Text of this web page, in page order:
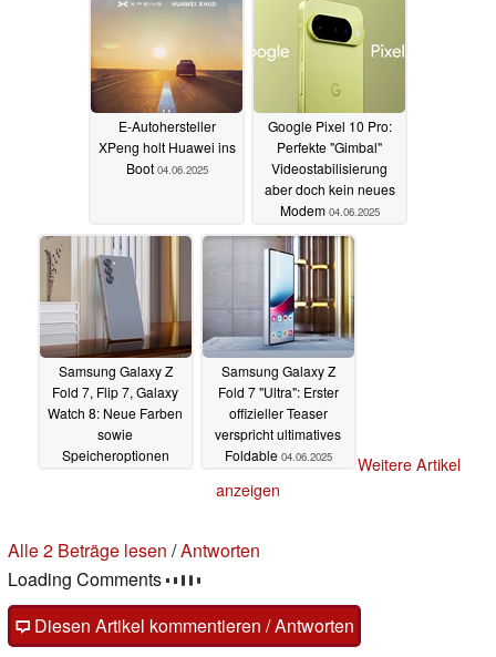
E-Autohersteller
XPeng holt Huawei ins
Boot 04.06.2025
Google Pixel 10 Pro:
Perfekte "Gimbal"
Videostabilisierung
aber doch kein neues
Modem 04.06.2025
Samsung Galaxy Z
Fold 7, Flip 7, Galaxy
Watch 8: Neue Farben
sowie
Speicheroptionen
Samsung Galaxy Z
Fold 7 "Ultra": Erster
offizieller Teaser
verspricht ultimatives
Foldable 04.06.2025
Weitere Artikel
anzeigen
2 Kommentare im Forum
Fragen, Anregungen, zusätzliche Informationen zu diesem
Artikel? - Uns interessiert Deine Meinung (auch ohne
Anmeldung möglich)!